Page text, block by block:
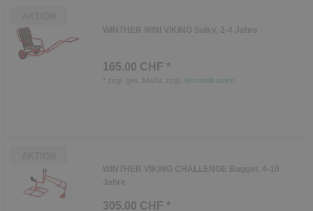
WINTHER MINI VIKING Sulky, 2-4 Jahre
165.00 CHF *
zzgl. ges. MwSt. zzgl. Versandkosten
WINTHER VIKING CHALLENGE Bagger, 4-10
Jahre
305.00 CHF *